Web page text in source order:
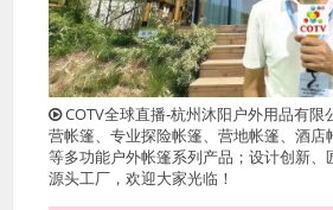
COTV全球直播-杭州沐阳户外用品有限
营帐篷、专业探险帐篷、营地帐篷、酒店
等多功能户外帐篷系列产品；设计创新、
源头工厂，欢迎大家光临！